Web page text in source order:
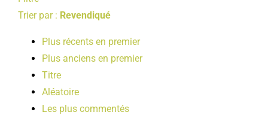
LOISIRS
PUBLICATIONS
Trier par : Revendiqué
Plus récents en premier
Plus anciens en premier
Titre
Aléatoire
Les plus commentés